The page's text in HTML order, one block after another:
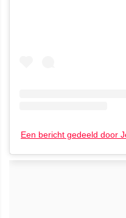
Een bericht gedeeld door